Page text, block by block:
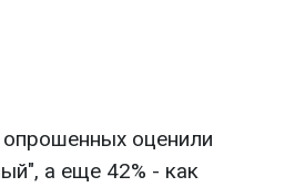
оценили
а еще 42% - как